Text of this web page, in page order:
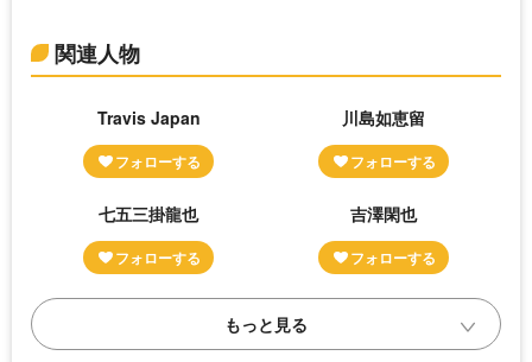
関連人物
Travis Japan 川島如恵留
七五三掛龍也 吉澤閑也